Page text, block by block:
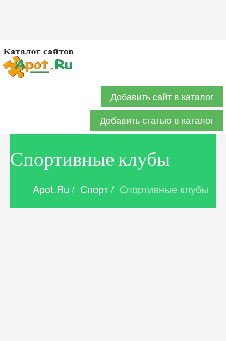
Добавить сайт в каталог
Добавить статью в каталог
Спортивные клубы
Apot.Ru / Спорт/ Спортивные клубы